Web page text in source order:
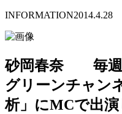
INFORMATION2014.4.28
砂岡春奈 毎週
グリーンチャン
析」にMCで出演